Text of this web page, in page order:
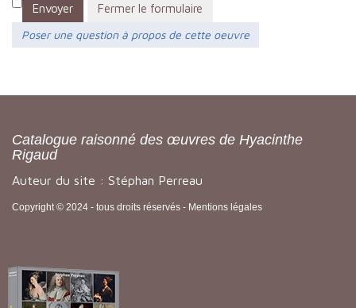
Envoyer
Fermer le formulaire
Poser une question à propos de cette oeuvre
Catalogue raisonné des œuvres de Hyacinthe
Rigaud
Auteur du site : Stéphan Perreau
Copyright © 2024 - tous droits réservés - Mentions légales